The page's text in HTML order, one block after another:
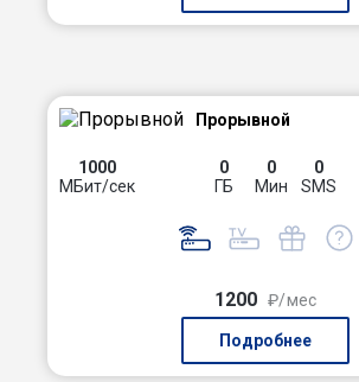
Прорывной
1000
МБит/сек
0
ГБ
0
Мин
0
SMS
1200 ₽/мес
Подробнее